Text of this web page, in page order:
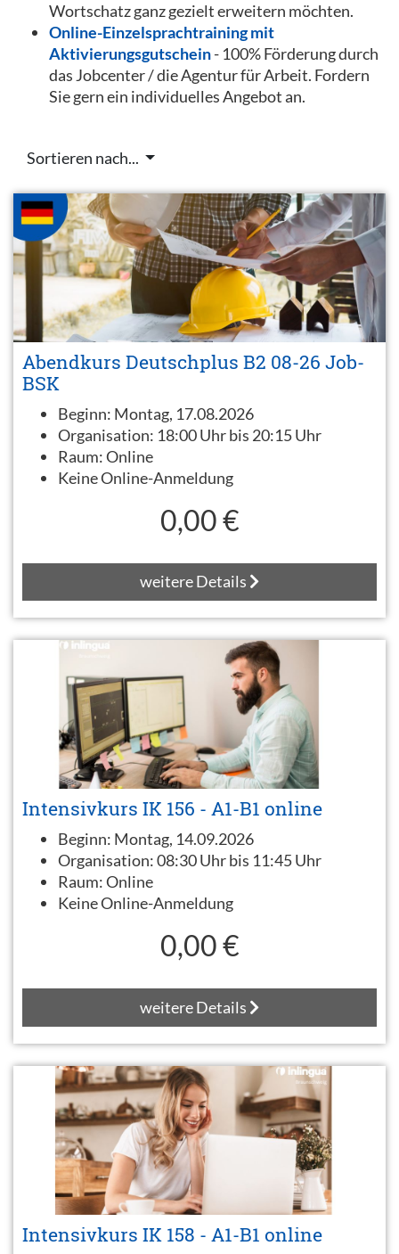
Wortschatz ganz gezielt erweitern möchten.
Online-Einzelsprachtraining mit
Aktivierungsgutschein- 100% Förderung durch
das Jobcenter / die Agentur für Arbeit. Fordern
Sie gern ein individuelles Angebot an.
Sortieren nach...
Abendkurs Deutschplus B2 08-26 Job-
BSK
Beginn: Montag, 17.08.2026
Organisation: 18:00 Uhr bis 20:15 Uhr
Raum:Online
Keine Online-Anmeldung
0,00 €
weitere Details
Intensivkurs IK 156 - A1-B1 online
Beginn: Montag, 14.09.2026
Organisation:08:30 Uhr bis 11:45 Uhr
Raum:Online
Keine Online-Anmeldung
0,00 €
weitere Details
Intensivkurs IK 158 - A1-B1 online